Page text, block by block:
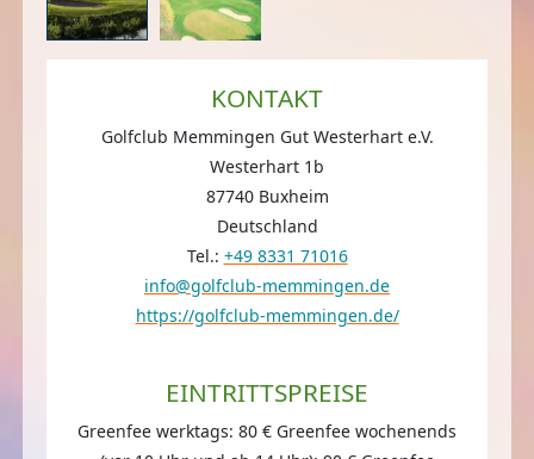
KONTAKT
Golfclub Memmingen Gut Westerhart e.V.
Westerhart 1b
87740 Buxheim
Deutschland
Tel.: +49 8331 71016
info@golfclub-memmingen.de
https://golfclub-memmingen.de/
EINTRITTSPREISE
Greenfee werktags: 80 € Greenfee wochenends